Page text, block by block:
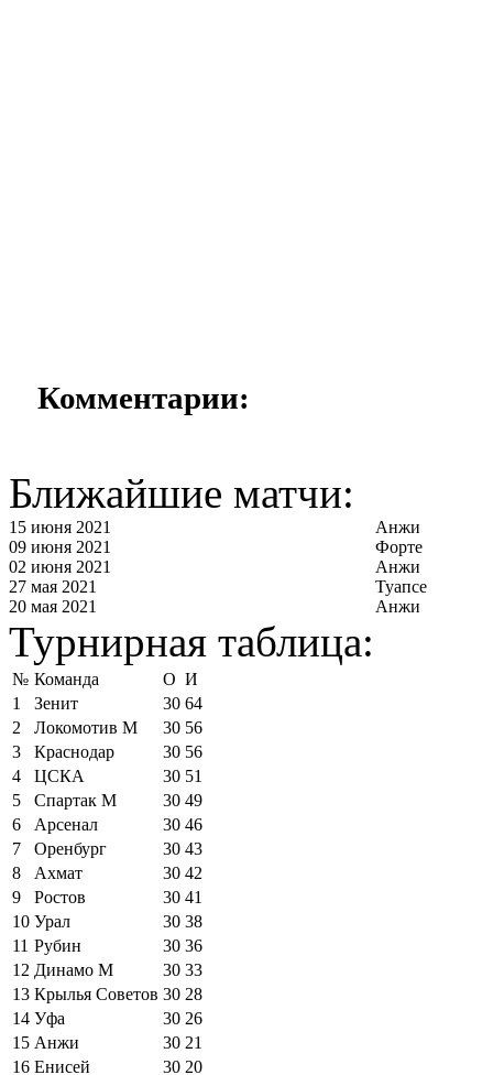
Комментарии:
Ближайшие матчи:
15 июня 2021
Анжи
09 июня 2021
Форте
02 июня 2021
Анжи
27 мая 2021
Туапсе
20 мая 2021
Анжи
Турнирная таблица:
№ Команда О И
1
Зенит 30 64
2
Локомотив М 30 56
3
Краснодар 30 56
4
ЦСКА 30 51
5
Спартак М 30 49
6
Арсенал 30 46
7
Оренбург 30 43
8
Ахмат 30 42
9
Ростов 30 41
10 Урал 30 38
11 Рубин 30 36
12 Динамо М 30 33
13 Крылья Советов 30 28
14 Уфа 30 26
15 Анжи 30 21
16 Енисей 30 20